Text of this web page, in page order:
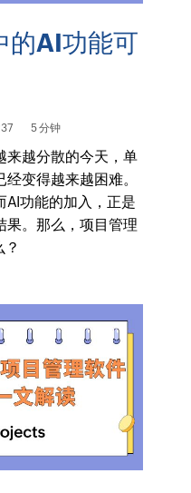
的AI功能可
5 分钟
来越分散的今天，单
变得越来越困难。
AI功能的加入，正是
果。那么，项目管理